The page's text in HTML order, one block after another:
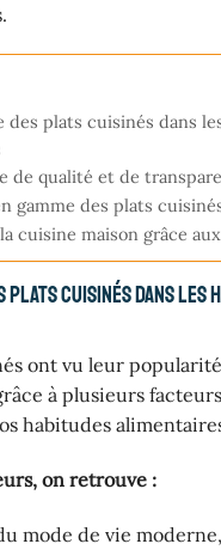
des plats cuisinés dans
de qualité et de
gamme des plats
cuisine maison grâce
plats cuisinés dans les
ont vu leur
à plusieurs
habitudes
on retrouve :
mode de vie